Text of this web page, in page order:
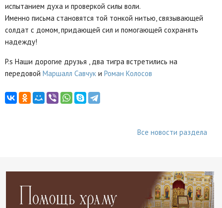
испытанием духа и проверкой силы воли.
Именно письма становятся той тонкой нитью, связывающей
солдат с домом, придающей сил и помогающей сохранять
надежду!
P.s Наши дорогие друзья , два тигра встретились на
передовой Маршалл Савчук и Роман Колосов
Все новости раздела